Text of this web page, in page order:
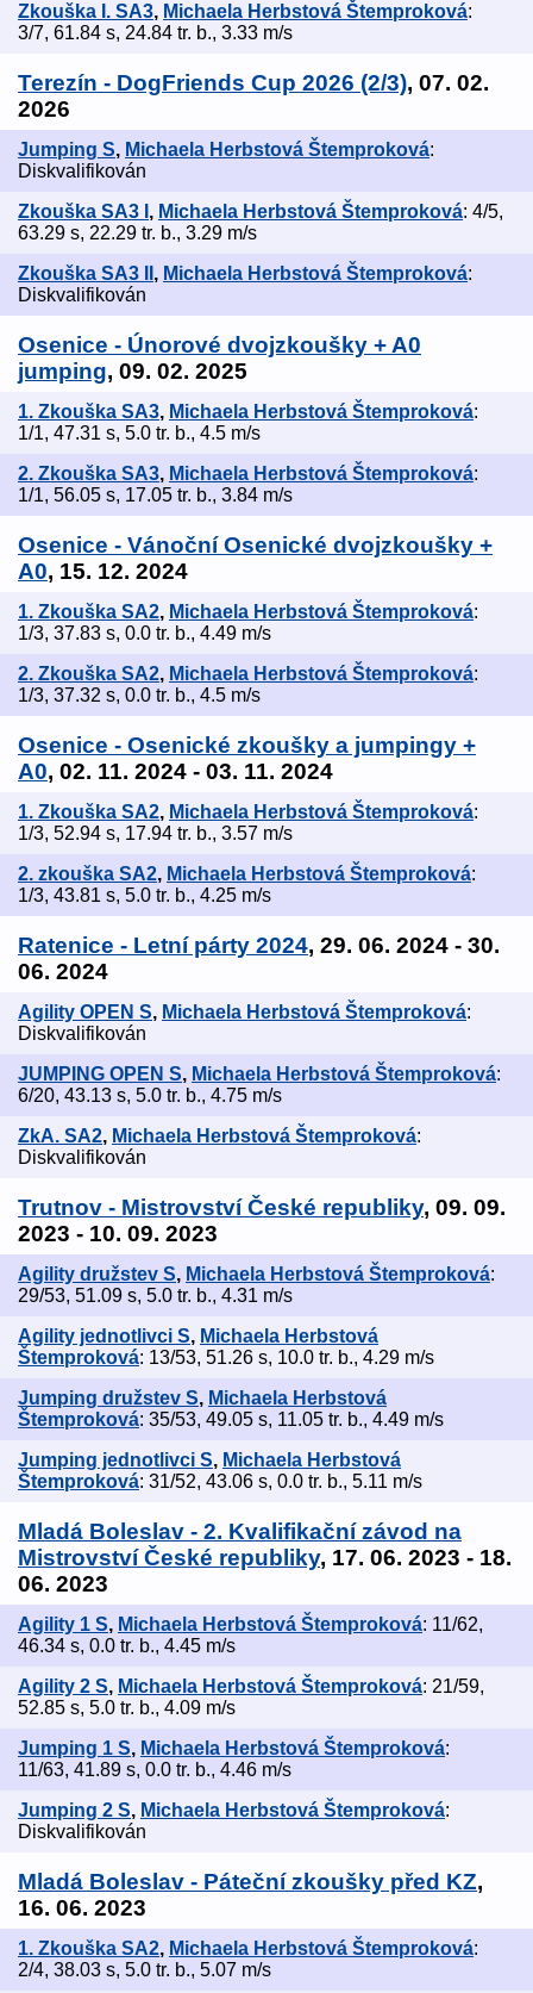
Zkouška I. SA3, Michaela Herbstová Štemproková:
3/7, 61.84 s, 24.84 tr. b., 3.33 m/s
Terezín - DogFriends Cup 2026 (2/3), 07. 02.
2026
Jumping S, Michaela Herbstová Štemproková:
Diskvalifikován
Zkouška SA3 I , Michaela Herbstová Štemproková: 4/5,
63.29 s, 22.29 tr. b., 3.29 m/s
Zkouška SA3 II , Michaela Herbstová Štemproková:
Diskvalifikován
Osenice - Únorové dvojzkoušky + A0
jumping, 09. 02. 2025
1. Zkouška SA3, Michaela Herbstová Štemproková:
1/1, 47.31 s, 5.0 tr. b., 4.5 m/s
2. Zkouška SA3, Michaela Herbstová Štemproková:
1/1, 56.05 s, 17.05 tr. b., 3.84 m/s
Osenice - Vánoční Osenické dvojzkoušky +
A0, 15. 12. 2024
1. Zkouška SA2, Michaela Herbstová Štemproková:
1/3, 37.83 s, 0.0 tr. b., 4.49 m/s
2. Zkouška SA2, Michaela Herbstová Štemproková:
1/3, 37.32 s, 0.0 tr. b., 4.5 m/s
Osenice - Osenické zkoušky a jumpingy +
A0, 02. 11. 2024 - 03. 11. 2024
1. Zkouška SA2, Michaela Herbstová Štemproková:
1/3, 52.94 s, 17.94 tr. b., 3.57 m/s
2. zkouška SA2, Michaela Herbstová Štemproková:
1/3, 43.81 s, 5.0 tr. b., 4.25 m/s
Ratenice - Letní párty 2024, 29. 06. 2024 - 30.
06. 2024
Agility OPEN S, Michaela Herbstová Štemproková:
Diskvalifikován
JUMPING OPEN S, Michaela Herbstová Štemproková:
6/20, 43.13 s, 5.0 tr. b., 4.75 m/s
ZkA. SA2, Michaela Herbstová Štemproková:
Diskvalifikován
Trutnov - Mistrovství České republiky, 09. 09.
2023 - 10. 09. 2023
Agility družstev S, Michaela Herbstová Štemproková:
29/53, 51.09 s, 5.0 tr. b., 4.31 m/s
Agility jednotlivci S, Michaela Herbstová
Štemproková: 13/53, 51.26 s, 10.0 tr. b., 4.29 m/s
Jumping družstev S, Michaela Herbstová
Štemproková: 35/53, 49.05 s, 11.05 tr. b., 4.49 m/s
Jumping jednotlivci S, Michaela Herbstová
Štemproková: 31/52, 43.06 s, 0.0 tr. b., 5.11 m/s
Mladá Boleslav - 2. Kvalifikační závod na
Mistrovství České republiky, 17. 06. 2023 - 18.
06. 2023
Agility 1 S, Michaela Herbstová Štemproková: 11/62,
46.34 s, 0.0 tr. b., 4.45 m/s
Agility 2 S, Michaela Herbstová Štemproková: 21/59,
52.85 s, 5.0 tr. b., 4.09 m/s
Jumping 1 S, Michaela Herbstová Štemproková:
11/63, 41.89 s, 0.0 tr. b., 4.46 m/s
Jumping 2 S, Michaela Herbstová Štemproková:
Diskvalifikován
Mladá Boleslav - Páteční zkoušky před KZ,
16. 06. 2023
1. Zkouška SA2, Michaela Herbstová Štemproková:
2/4, 38.03 s, 5.0 tr. b., 5.07 m/s